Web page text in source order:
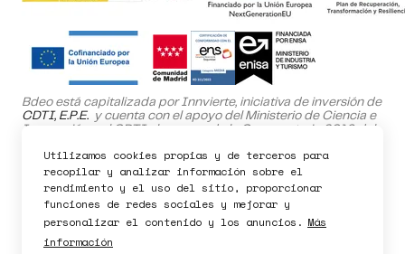
Pedir demo
Bdeo está capitalizada por Innvierte, iniciativa de inversión de
CDTI, E.P.E. y cuenta con el apoyo del Ministerio de Ciencia e
Innovación y el CDTI al amparo de la Convocatoria 2019 del
El proyecto SafeHome ha sido cofinanciado por el Fondo
Europeo de Desarrollo Regional (FEDER) dentro del Programa
Operativo de la Comunidad de Madrid 2021-2027.
Utilizamos cookies propias y de terceros para
recopilar y analizar información sobre el
rendimiento y el uso del sitio, proporcionar
funciones de redes sociales y mejorar y
personalizar el contenido y los anuncios. Más
información